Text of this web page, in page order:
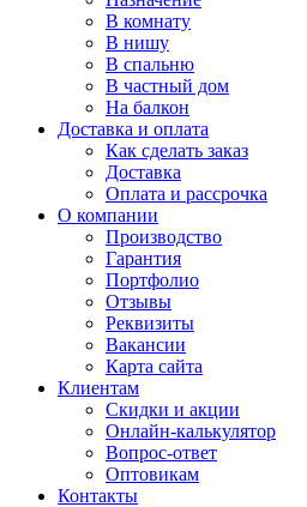
В комнату
В нишу
В спальню
В частный дом
На балкон
Доставка и оплата
Как сделать заказ
Доставка
Оплата и рассрочка
О компании
Производство
Гарантия
Портфолио
Отзывы
Реквизиты
Вакансии
Карта сайта
Клиентам
Скидки и акции
Онлайн-калькулятор
Вопрос-ответ
Оптовикам
Контакты